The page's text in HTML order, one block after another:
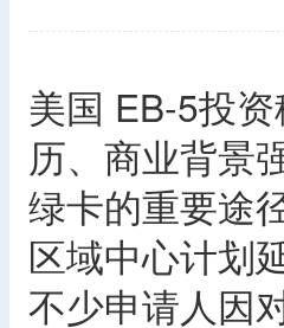
美国 EB-5投
历、商业背景
绿卡的重要途
区域中心计划
不少申请人因